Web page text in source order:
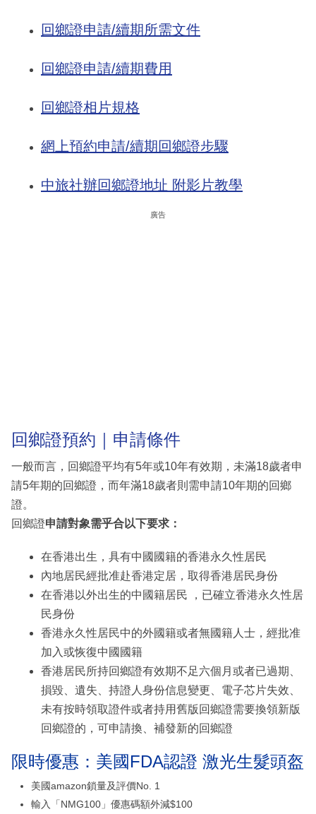
回鄉證申請/續期所需文件
回鄉證申請/續期費用
回鄉證相片規格
網上預約申請/續期回鄉證步驟
中旅社辦回鄉證地址 附影片教學
廣告
回鄉證預約｜申請條件
一般而言，回鄉證平均有5年或10年有效期，未滿18歲者申
請5年期的回鄉證，而年滿18歲者則需申請10年期的回鄉
證。
回鄉證申請對象需乎合以下要求：
在香港出生，具有中國國籍的香港永久性居民
內地居民經批准赴香港定居，取得香港居民身份
在香港以外出生的中國籍居民 ，已確立香港永久性居
民身份
香港永久性居民中的外國籍或者無國籍人士，經批准
加入或恢復中國國籍
香港居民所持回鄉證有效期不足六個月或者已過期、
損毀、遺失、持證人身份信息變更、電子芯片失效、
未有按時領取證件或者持用舊版回鄉證需要換領新版
回鄉證的，可申請換、補發新的回鄉證
限時優惠：美國FDA認證 激光生髮頭盔
美國amazon鎖量及評價No. 1
輸入「NMG100」優惠碼額外減$100